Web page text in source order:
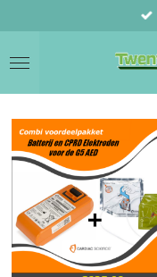
direct
naar
de
hoofdinhoud